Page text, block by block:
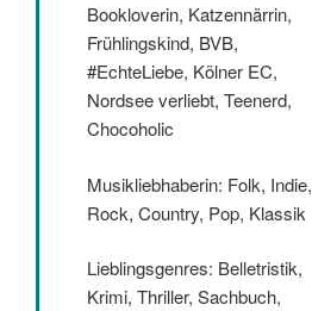
Bookloverin, Katzennärrin,
Frühlingskind, BVB,
#EchteLiebe, Kölner EC,
Nordsee verliebt, Teenerd,
Chocoholic
Musikliebhaberin: Folk, Indie,
Rock, Country, Pop, Klassik
Lieblingsgenres: Belletristik,
Krimi, Thriller, Sachbuch,